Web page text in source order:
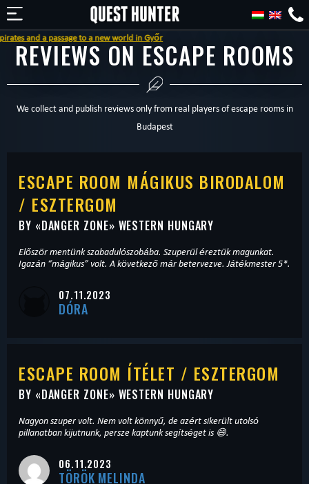
to a new world in Győr
REVIEWS ON ESCAPE ROOMS
We collect and publish reviews only from real players of escape rooms in
Budapest
ESCAPE ROOM MÁGIKUS BIRODALOM
/ ESZTERGOM
BY «DANGER ZONE» WESTERN HUNGARY
Először mentünk szabadulószobába. Szuperül éreztük magunkat.
Igazán “mágikus” volt. A következő már betervezve. Játékmester 5*.
07.11.2023
DÓRA
ESCAPE ROOM ÍTÉLET / ESZTERGOM
BY «DANGER ZONE» WESTERN HUNGARY
Nagyon szuper volt. Nem volt könnyű, de azért sikerült utolsó
pillanatban kijutnunk, persze kaptunk segítséget is 😄.
06.11.2023
TÖRÖK MELINDA